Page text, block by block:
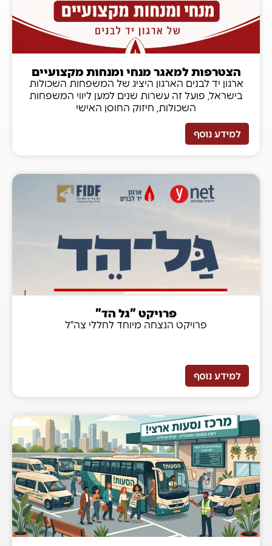
הצטרפות למאגר מנחי ומנחות מקצועיים
ארגון יד לבנים הארגון היציג של המשפחות השכולות
בישראל, פועל זה עשרות שנים למען ליווי המשפחות
השכולות, חיזוק החוסן האישי
למידע נוסף
פרויקט "גל הד"
פרויקט הנצחה מיוחד לחללי צה"ל
למידע נוסף